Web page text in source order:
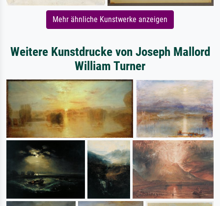
Mehr ähnliche Kunstwerke anzeigen
Weitere Kunstdrucke von Joseph Mallord
William Turner